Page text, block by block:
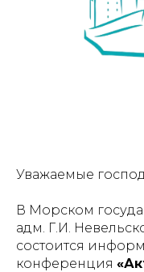
Уважаемые
В Морском
адм. Г.И.
состоится
конференция